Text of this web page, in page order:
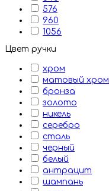
576
960
1056
Цвет ручки
хром
матовый хром
бронза
золото
никель
серебро
сталь
черный
белый
антрацит
шампань